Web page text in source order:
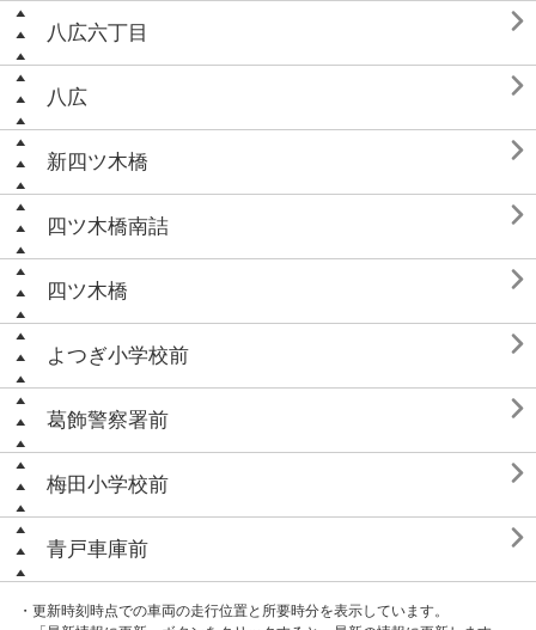
八広六丁目 
八広 
新四ツ木橋 
四ツ木橋南詰 
四ツ木橋 
よつぎ小学校前 
葛飾警察署前 
梅田小学校前 
青戸車庫前 
・更新時刻時点での車両の走行位置と所要時分を表示しています。